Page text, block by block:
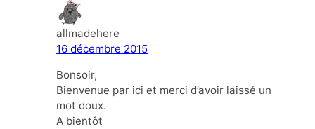
allmadehere
16 décembre 2015
Bonsoir,
Bienvenue par ici et merci d’avoir laissé un
mot doux.
A bientôt